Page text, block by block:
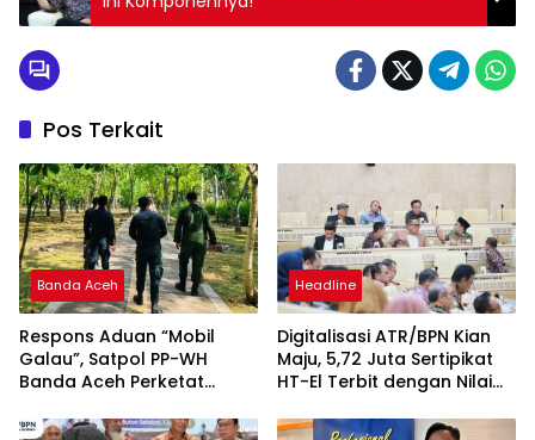
Pos Terkait
Banda Aceh
Respons Aduan “Mobil
Galau”, Satpol PP-WH
Banda Aceh Perketat
Tibang
Headline
Digitalisasi ATR/BPN Kian
Maju, 5,72 Juta Sertipikat
HT-El Terbit dengan Nilai